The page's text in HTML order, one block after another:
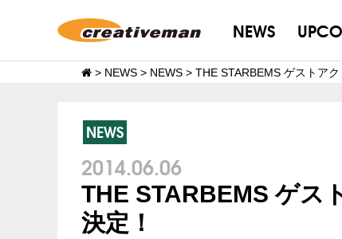
NEWS
> NEWS > NEWS > THE STARBEMS ゲストア
NEWS
2014.06.06
THE STARBEMS ゲス
決定！